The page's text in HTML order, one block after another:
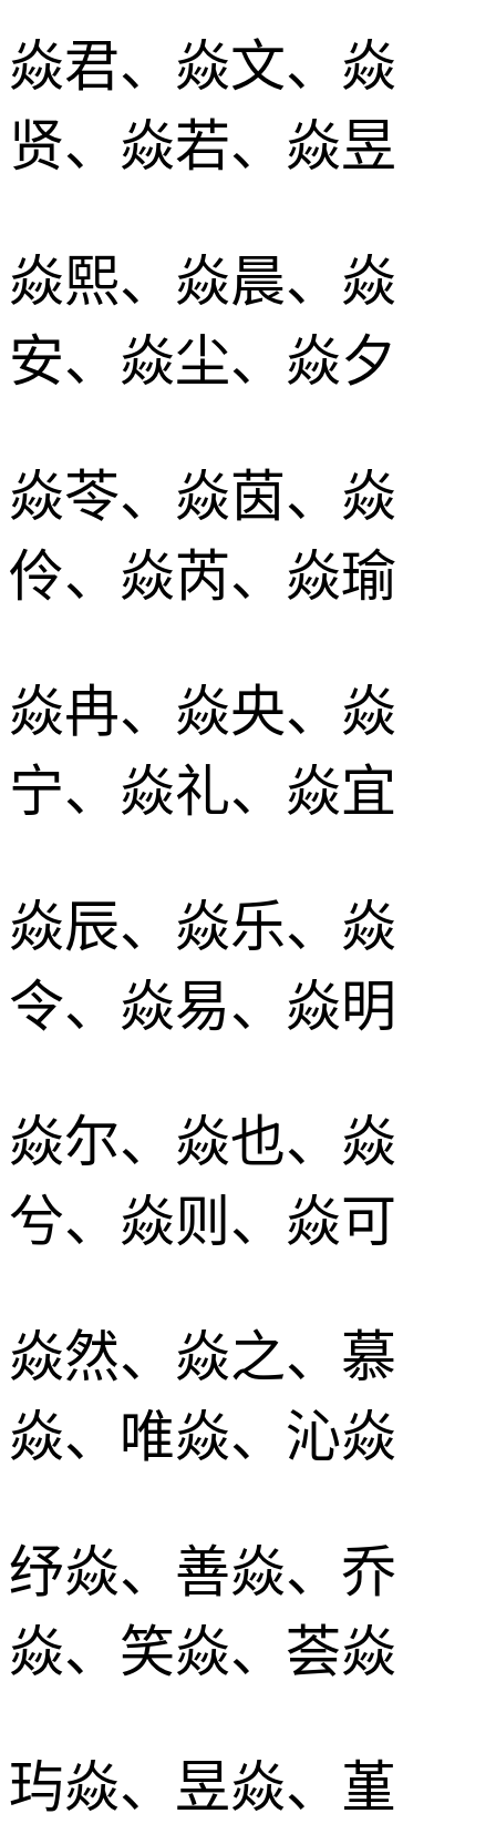
焱君、焱文、焱
贤、焱若、焱昱
焱熙、焱晨、焱
安、焱尘、焱夕
焱苓、焱茵、焱
伶、焱芮、焱瑜
焱冉、焱央、焱
宁、焱礼、焱宜
焱辰、焱乐、焱
令、焱易、焱明
焱尔、焱也、焱
兮、焱则、焱可
焱然、焱之、慕
焱、唯焱、沁焱
纾焱、善焱、乔
焱、笑焱、荟焱
玙焱、昱焱、堇